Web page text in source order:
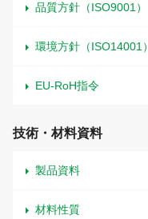
品質方針（ISO9001）
環境方針（ISO14001）
EU-RoH指令
技術・材料資料
製品資料
材料性質